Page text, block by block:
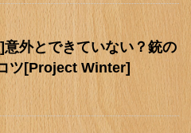
意外とできていない？銃の
ツ[Project Winter]